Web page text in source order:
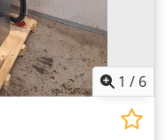
1 / 6